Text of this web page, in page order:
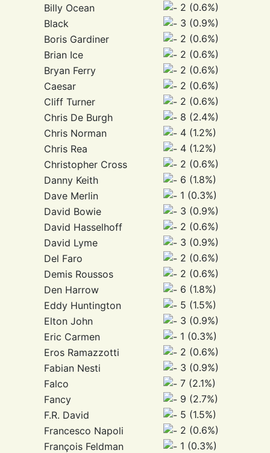
Billy Ocean
2 (0.6%)
Black
3 (0.9%)
Boris Gardiner
2 (0.6%)
Brian Ice
2 (0.6%)
Bryan Ferry
2 (0.6%)
Caesar
2 (0.6%)
Cliff Turner
2 (0.6%)
Chris De Burgh
8 (2.4%)
Chris Norman
4 (1.2%)
Chris Rea
4 (1.2%)
Christopher Cross
2 (0.6%)
Danny Keith
6 (1.8%)
Dave Merlin
1 (0.3%)
David Bowie
3 (0.9%)
David Hasselhoff
2 (0.6%)
David Lyme
3 (0.9%)
Del Faro
2 (0.6%)
Demis Roussos
2 (0.6%)
Den Harrow
6 (1.8%)
Eddy Huntington
5 (1.5%)
Elton John
3 (0.9%)
Eric Carmen
1 (0.3%)
Eros Ramazzotti
2 (0.6%)
Fabian Nesti
3 (0.9%)
Falco
7 (2.1%)
Fancy
9 (2.7%)
F.R. David
5 (1.5%)
Francesco Napoli
2 (0.6%)
François Feldman
1 (0.3%)